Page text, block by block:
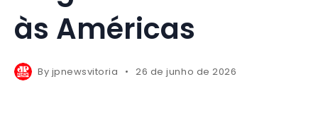
às Américas
By jpnewsvitoria 26 de junho de 2026